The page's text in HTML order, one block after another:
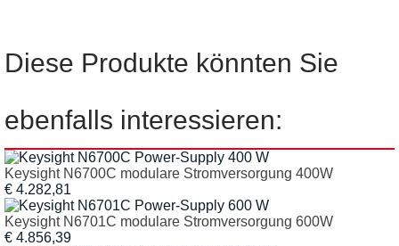
Diese Produkte könnten Sie
ebenfalls interessieren:
Keysight N6700C modulare Stromversorgung 400W
€ 4.282,81
Keysight N6701C modulare Stromversorgung 600W
€ 4.856,39